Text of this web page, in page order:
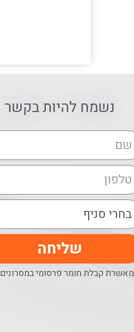
נשמח להיות בקשר
מאשרת קבלת חומר פרסומי במסרונים
שליחה